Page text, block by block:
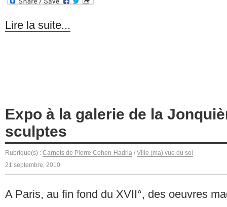
Lire la suite...
Expo à la galerie de la
sculptes
Rubrique(s) : Carnets de Pierre Cohen-Hadria / Ville (ma) vue du sol
21 septembre, 2010
A Paris, au fin fond du XVII°, des oeuvres